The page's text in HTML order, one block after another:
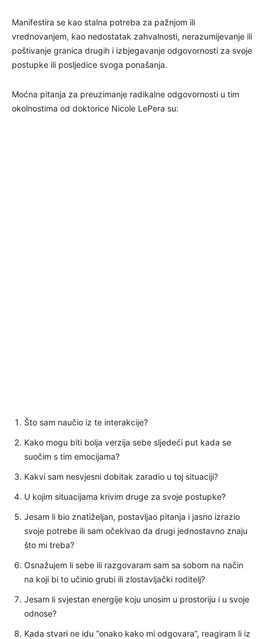
Manifestira se kao stalna potreba za pažnjom ili
vrednovanjem, kao nedostatak zahvalnosti, nerazumijevanje ili
poštivanje granica drugih i izbjegavanje odgovornosti za svoje
postupke ili posljedice svoga ponašanja.
Moćna pitanja za preuzimanje radikalne odgovornosti u tim
okolnostima od doktorice Nicole LePera su:
Što sam naučio iz te interakcije?
Kako mogu biti bolja verzija sebe sljedeći put kada se
suočim s tim emocijama?
Kakvi sam nesvjesni dobitak zaradio u toj situaciji?
U kojim situacijama krivim druge za svoje postupke?
Jesam li bio znatiželjan, postavljao pitanja i jasno izrazio
svoje potrebe ili sam očekivao da drugi jednostavno znaju
što mi treba?
Osnažujem li sebe ili razgovaram sam sa sobom na način
na koji bi to učinio grubi ili zlostavljački roditelj?
Jesam li svjestan energije koju unosim u prostoriju i u svoje
odnose?
Kada stvari ne idu “onako kako mi odgovara”, reagiram li iz